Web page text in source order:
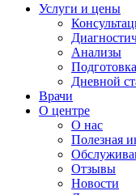
Услуги и цены
Анализы
Дневной
Врачи
О центре
О нас
Полезная
Отзывы
Новости